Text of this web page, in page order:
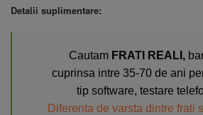
Detalii suplimentare:
Cautam FRATI REALI,
cuprinsa intre 35-70 de ani
tip software, testare
Diferenta de varsta dintre frati